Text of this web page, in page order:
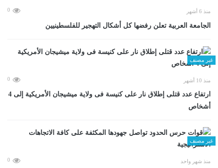
منذ 6 أشهر 0
الجامعة العربية تعلن رفضها كل أشكال التهجير للفلسطينيين
غير مصنف
منذ 10 أشهر 0
ارتفاع عدد قتلى إطلاق نار على كنيسة فى ولاية ميشيجان الأمريكية إلى 4
أشخاص
غير مصنف
منذ شهر واحد 0